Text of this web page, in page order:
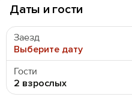
Курить в квартире строго
Вечеринки запрещены.
Предоставляем отчётные
Даты и гости
Заезд
Выберите дату
Гости
2 взрослых